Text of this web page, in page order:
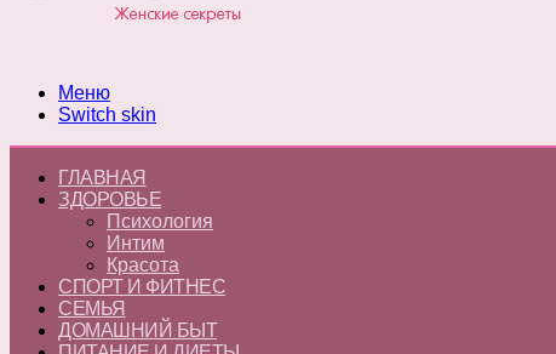
Меню
Switch skin
ГЛАВНАЯ
ЗДОРОВЬЕ
Психология
Интим
Красота
СПОРТ И ФИТНЕС
СЕМЬЯ
ДОМАШНИЙ БЫТ